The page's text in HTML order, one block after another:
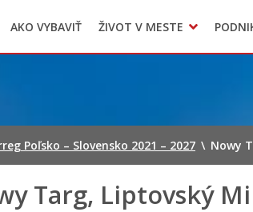
Geo informačný
Oznamovanie
AKO VYBAVIŤ ŽIVOT V MESTE
Triedený zber – NATUR
Poľsko – Slovensko 2021 – 2027 \ Nowy
Targ, Liptovský